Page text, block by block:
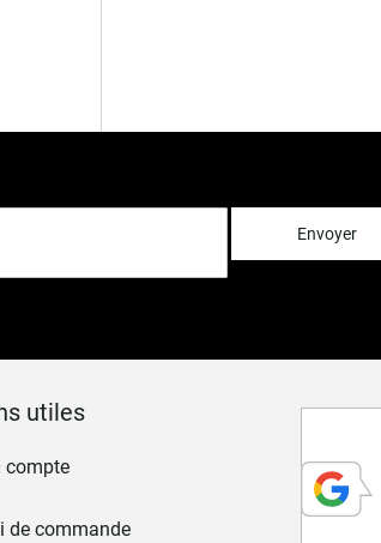
Envoyer
utiles
compte
de commande